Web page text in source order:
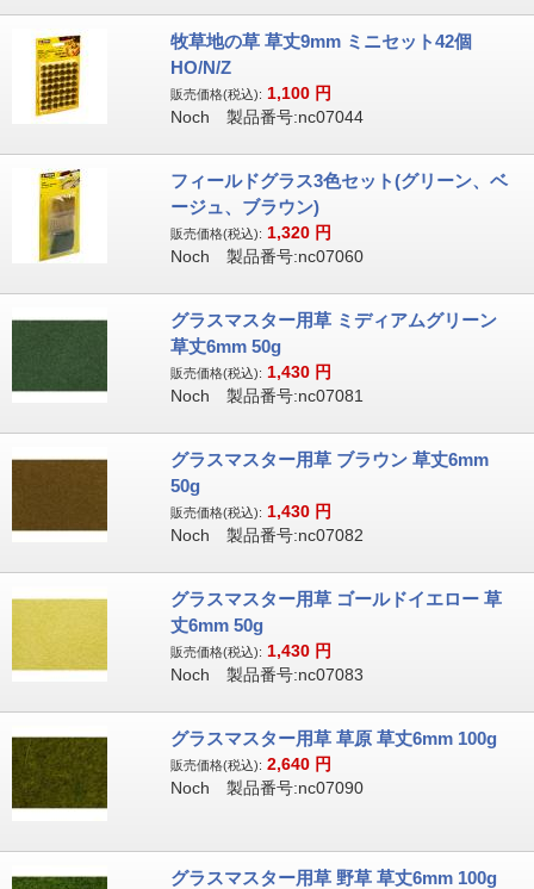
牧草地の草 草丈9mm ミニセット42個
HO/N/Z
販売価格(税込): 1,100 円
Noch 製品番号:nc07044
フィールドグラス3色セット(グリーン、ベ
ージュ、ブラウン)
販売価格(税込): 1,320 円
Noch 製品番号:nc07060
グラスマスター用草 ミディアムグリーン
草丈6mm 50g
販売価格(税込): 1,430 円
Noch 製品番号:nc07081
グラスマスター用草 ブラウン 草丈6mm
50g
販売価格(税込): 1,430 円
Noch 製品番号:nc07082
グラスマスター用草 ゴールドイエロー 草
丈6mm 50g
販売価格(税込): 1,430 円
Noch 製品番号:nc07083
グラスマスター用草 草原 草丈6mm 100g
販売価格(税込): 2,640 円
Noch 製品番号:nc07090
グラスマスター用草 野草 草丈6mm 100g